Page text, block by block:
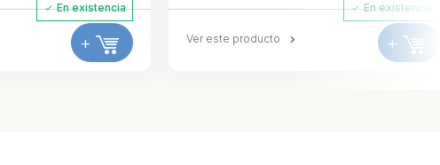
En existencia
+
En
Ver este producto +